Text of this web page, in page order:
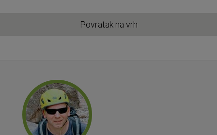
Povratak na vrh